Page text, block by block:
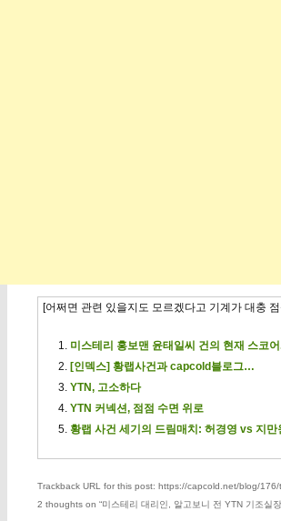
[어쩌면 관련 있을지도 모르겠다고 기계가 대충
미스테리 홍보맨 윤태일씨 건의 현재 스코
[인덱스] 황랩사건과 capcold블로그…
YTN, 고소하다
YTN 커넥션, 점점 수면 위로
황랩 사건 세기의 드림매치: 허경영 vs 지만
Trackback URL for this post: https://capcold.net/blog/176/
2 thoughts on “미스테리 대리인, 알고보니 전 YTN 기조실